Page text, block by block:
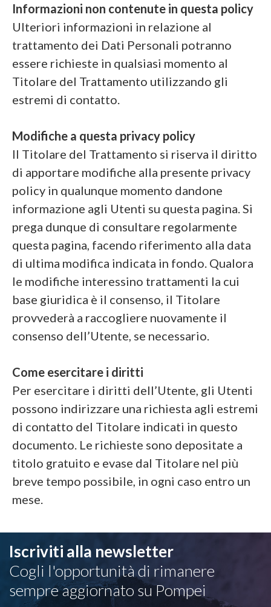
Informazioni non contenute in questa policy
Ulteriori informazioni in relazione al
trattamento dei Dati Personali potranno
essere richieste in qualsiasi momento al
Titolare del Trattamento utilizzando gli
estremi di contatto.
Modifiche a questa privacy policy
Il Titolare del Trattamento si riserva il diritto
di apportare modifiche alla presente privacy
policy in qualunque momento dandone
informazione agli Utenti su questa pagina. Si
prega dunque di consultare regolarmente
questa pagina, facendo riferimento alla data
di ultima modifica indicata in fondo. Qualora
le modifiche interessino trattamenti la cui
base giuridica è il consenso, il Titolare
provvederà a raccogliere nuovamente il
consenso dell’Utente, se necessario.
Come esercitare i diritti
Per esercitare i diritti dell’Utente, gli Utenti
possono indirizzare una richiesta agli estremi
di contatto del Titolare indicati in questo
documento. Le richieste sono depositate a
titolo gratuito e evase dal Titolare nel più
breve tempo possibile, in ogni caso entro un
mese.
Iscriviti alla newsletter
Cogli l'opportunità di rimanere
sempre aggiornato su Pompei